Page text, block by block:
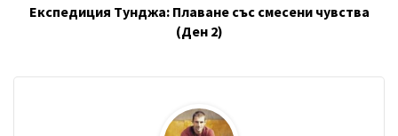
Експедиция Тунджа: Плаване със смесени чувства
(Ден 2)